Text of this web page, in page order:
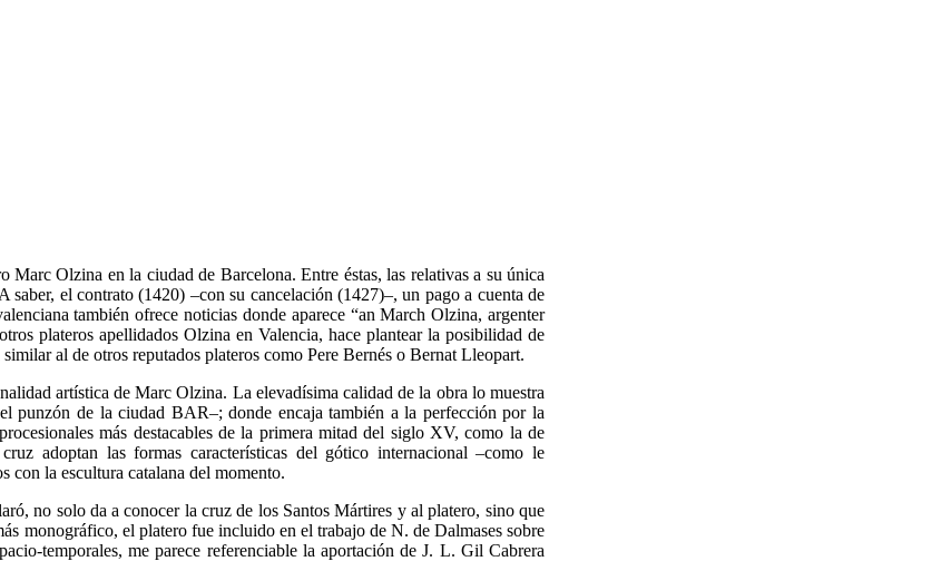
Olzina en la ciudad de Barcelona. Entre éstas, las relativas a su única
el contrato (1420) –con su cancelación (1427)–, un pago a cuenta de
también ofrece noticias donde aparece “an March Olzina, argenter
plateros apellidados Olzina en Valencia, hace plantear la posibilidad de
al de otros reputados plateros como Pere Bernés o Bernat Lleopart.
artística de Marc Olzina. La elevadísima calidad de la obra lo muestra
punzón de la ciudad BAR–; donde encaja también a la perfección por la
más destacables de la primera mitad del siglo XV, como la de
adoptan las formas características del gótico internacional –como le
con la escultura catalana del momento.
no solo da a conocer la cruz de los Santos Mártires y al platero, sino que
monográfico, el platero fue incluido en el trabajo de N. de Dalmases sobre
temporales, me parece referenciable la aportación de J. L. Gil Cabrera